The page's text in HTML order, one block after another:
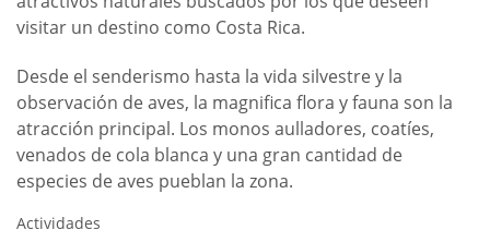
visitar un destino como Costa Rica.
Desde el senderismo hasta la vida silvestre y la
observación de aves, la magnifica flora y fauna son la
atracción principal. Los monos aulladores, coatíes,
venados de cola blanca y una gran cantidad de
especies de aves pueblan la zona.
Actividades